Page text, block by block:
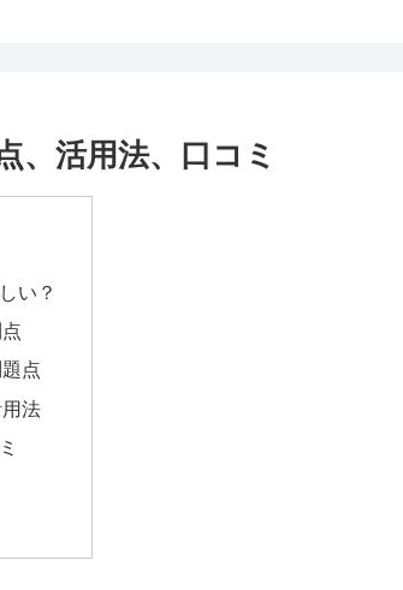
、活用法、口コミ
い？
点
法